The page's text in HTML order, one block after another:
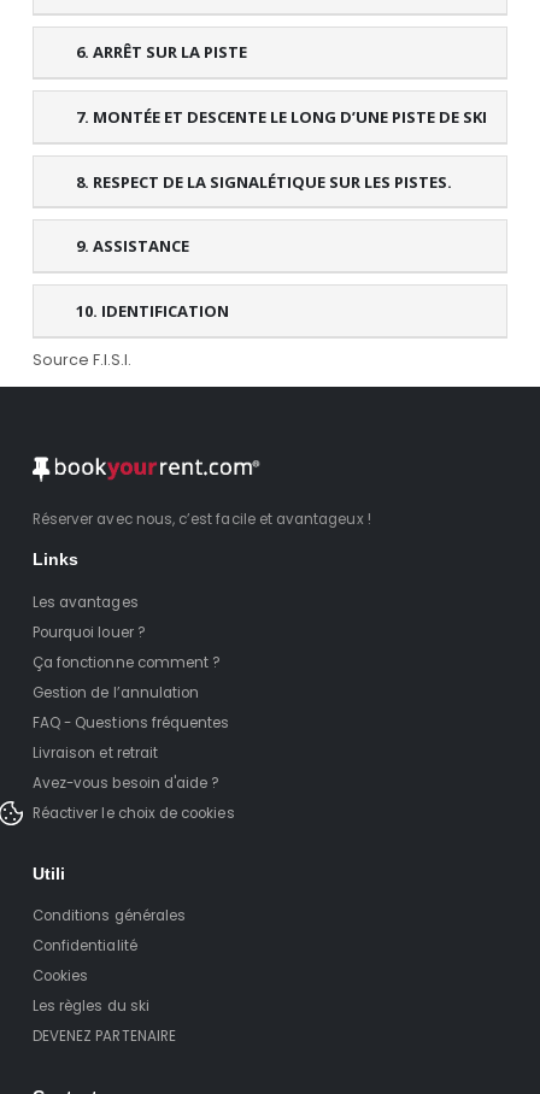
6. ARRÊT SUR LA PISTE
7. MONTÉE ET DESCENTE LE LONG D’UNE PISTE DE SKI
8. RESPECT DE LA SIGNALÉTIQUE SUR LES PISTES.
9. ASSISTANCE
10. IDENTIFICATION
Source F.I.S.I.
Réserver avec nous, c’est facile et avantageux !
Links
Les avantages
Pourquoi louer ?
Ça fonctionne comment ?
Gestion de l’annulation
FAQ - Questions fréquentes
Livraison et retrait
Avez-vous besoin d'aide ?
Réactiver le choix de cookies
Utili
Conditions générales
Confidentialité
Cookies
Les règles du ski
DEVENEZ PARTENAIRE